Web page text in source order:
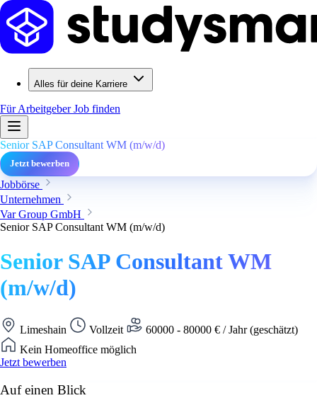
Alles für deine Karriere
Für ArbeitgeberJob finden
Senior SAP Consultant WM (m/w/d)
Jetzt bewerben
Jobbörse
Unternehmen
Var Group GmbH
Senior SAP Consultant WM (m/w/d)
Senior SAP Consultant WM
(m/w/d)
Limeshain Vollzeit
60000 - 80000 € / Jahr (geschätzt)
Kein Homeoffice möglich
Jetzt bewerben
Auf einen Blick